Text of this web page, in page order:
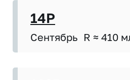
14P
Сентябрь R ≈ 410